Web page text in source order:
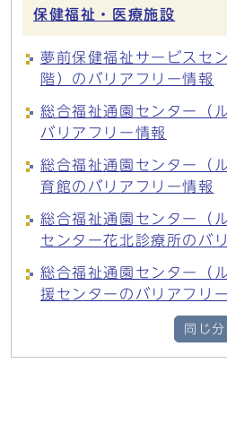
保健福祉・医療施設
夢前保健福祉サービスセ
階）のバリアフリー情報
総合福祉通園センター（
バリアフリー情報
総合福祉通園センター（
育館のバリアフリー情報
総合福祉通園センター（
センター花北診療所のバ
総合福祉通園センター（
援センターのバリアフリ
同じ